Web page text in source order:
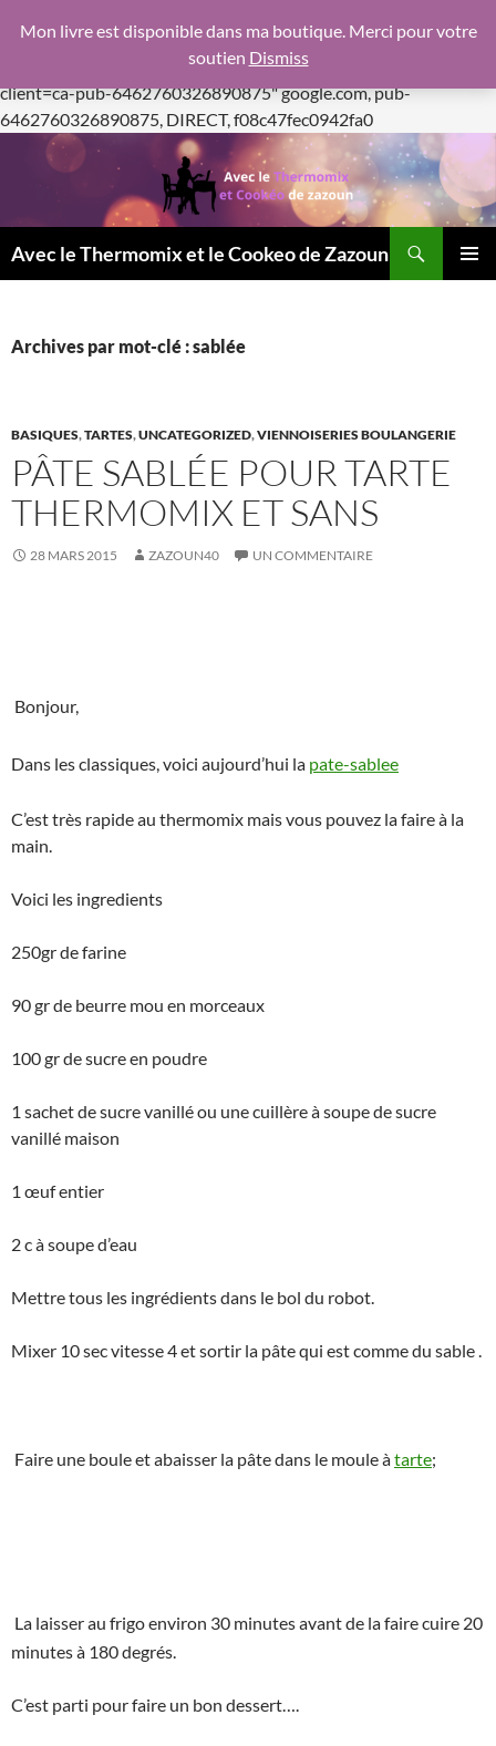
f08c47fec0942fa0
https://pagead2.googlesyndication.com/pagead/js/
client=ca-pub-6462760326890875"google.com, pub-
6462760326890875, DIRECT, f08c47fec0942fa0Aller
au
contenu
Avec le Thermomix et le Cookeo de Zazoun
Archives par mot-clé : sablée
BASIQUES,TARTES,UNCATEGORIZED,VIENNOISERIES BOULANGERIE
PÂTE SABLÉE POUR TARTE
THERMOMIX ET SANS
28 MARS 2015 ZAZOUN40 UN COMMENTAIRE
Bonjour,
Dans les classiques, voici aujourd’hui la pate-sablee
C’est très rapide au thermomix mais vous pouvez la faire à la
main.
Voici les ingredients
250gr de farine
90 gr de beurre mou en morceaux
100 gr de sucre en poudre
1 sachet de sucre vanillé ou une cuillère à soupe de sucre
vanillé maison
1 œuf entier
2 c à soupe d’eau
Mettre tous les ingrédients dans le bol du robot.
Mixer 10 sec vitesse 4 et sortir la pâte qui est comme du sable .
Faire une boule et abaisser la pâte dans le moule àtarte;
La laisser au frigo environ 30 minutes avant de la faire cuire 20
minutes à 180 degrés.
C’est parti pour faire un bon dessert….
Mon livre est disponible dans ma boutique. Merci pour votre
soutien Dismiss